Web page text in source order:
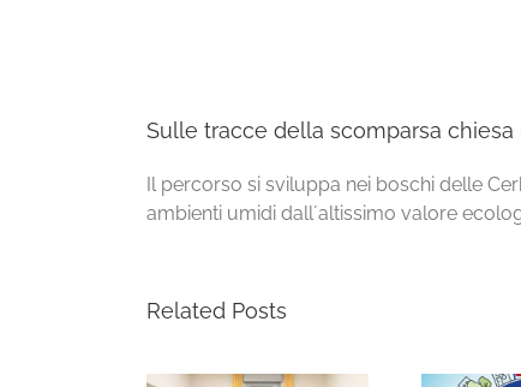
Sulle tracce della scomparsa
Il percorso si sviluppa nei boschi delle
ambienti umidi dall´altissimo valore
Related Posts